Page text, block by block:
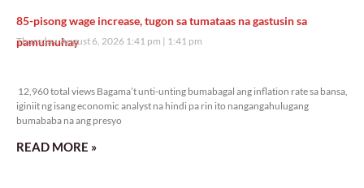
85-pisong wage increase, tugon sa tumataas na gastusin sa
pamumuhay
Thursday, August 6, 2026 1:41 pm 1:41 pm
12,960 total views Bagama’t unti-unting bumabagal ang inflation rate sa bansa,
iginiit ng isang economic analyst na hindi pa rin ito nangangahulugang
bumababa na ang presyo
READ MORE »